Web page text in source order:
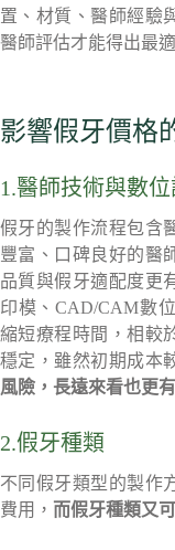
置、材質、醫師經驗
醫師評估才能得出最
影響假牙價格
1.醫師技術與數
假牙的製作流程包含
豐富、口碑良好的醫
品質與假牙適配度更
印模、CAD/CAM數
縮短療程時間，相較
穩定，雖然初期成本
風險，長遠來看也更
2.假牙種類
不同假牙類型的製作
費用， 而假牙種類又